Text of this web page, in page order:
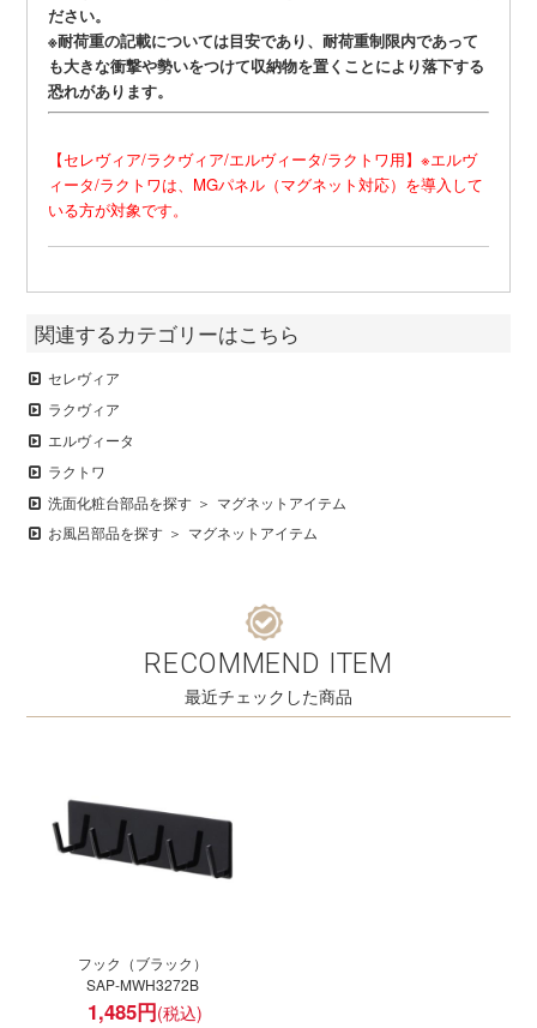
ださい。
※耐荷重の記載については目安であり、耐荷重制限内であって
も大きな衝撃や勢いをつけて収納物を置くことにより落下する
恐れがあります。
【セレヴィア/ラクヴィア/エルヴィータ/ラクトワ用】※エルヴ
ィータ/ラクトワは、MGパネル（マグネット対応）を導入して
いる方が対象です。
関連するカテゴリーはこちら
セレヴィア
ラクヴィア
エルヴィータ
ラクトワ
洗面化粧台部品を探す
マグネットアイテム
お風呂部品を探す
マグネットアイテム
RECOMMEND ITEM
最近チェックした商品
フック（ブラック）
SAP-MWH3272B
1,485円